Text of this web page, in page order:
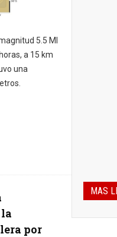
5.5 Ml
a 15 km
una
por
MAS